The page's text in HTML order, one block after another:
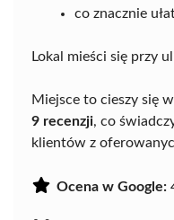
co znacznie
Lokal mieści się przy
Miejsce to cieszy się
9 recenzji, co
klientów z
Ocena w Google: